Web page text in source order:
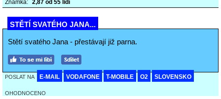
Známka: 2,87 od 55 lidí
STĚTÍ SVATÉHO JANA...
Stětí svatého Jana - přestávají již parna.
POSLAT NA E-MAIL VODAFONE T-MOBILE O2 SLOVENSKO
OHODNOCENO